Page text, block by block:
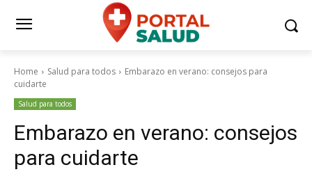
Home Salud para todos
Embarazo en verano: consejos para
cuidarte
Salud para todos
Embarazo en verano: consejos
para cuidarte